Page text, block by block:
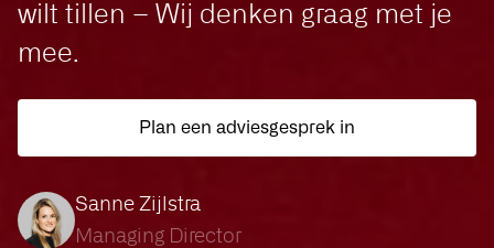
wilt tillen – Wij denken graag met je
mee.
Plan een adviesgesprek in
Sanne Zijlstra
Managing Director